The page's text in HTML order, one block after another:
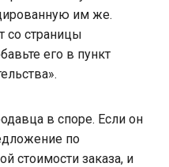
им же.
со страницы
его в пункт
в споре. Если он
по
стоимости заказа, и